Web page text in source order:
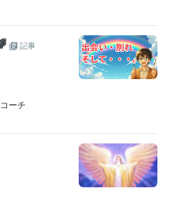
記事
ーチ